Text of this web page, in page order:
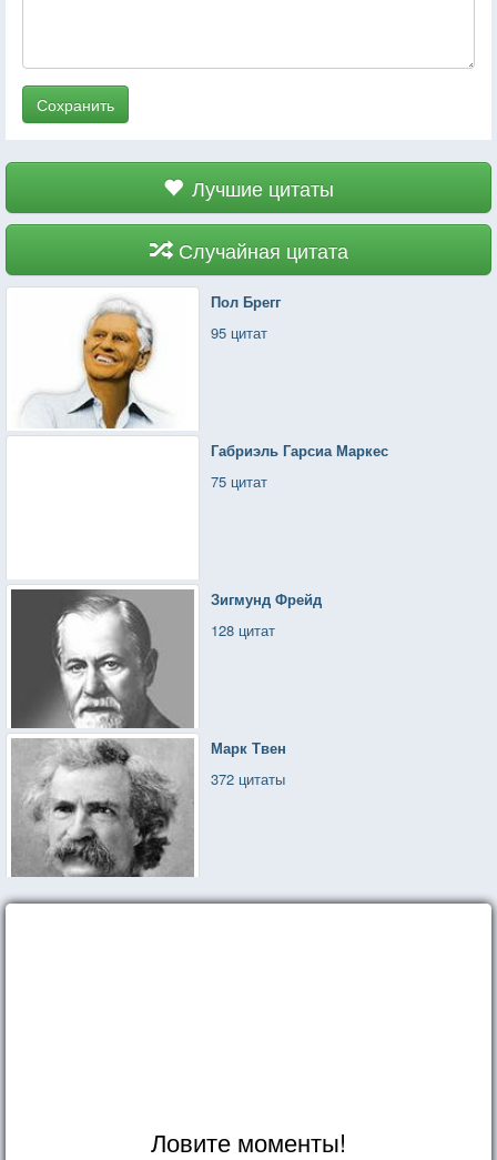
Сохранить
Лучшие цитаты
Случайная цитата
Пол Брегг
95 цитат
Габриэль Гарсиа Маркес
75 цитат
Зигмунд Фрейд
128 цитат
Марк Твен
372 цитаты
Ловите моменты!